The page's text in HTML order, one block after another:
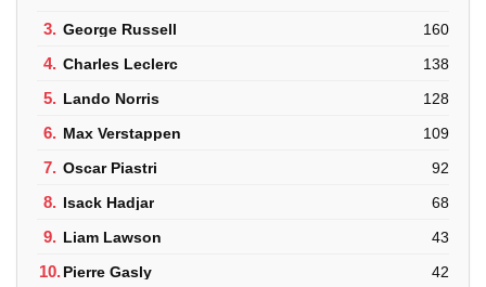
3. George Russell 160
4. Charles Leclerc 138
5. Lando Norris 128
6. Max Verstappen 109
7. Oscar Piastri 92
8. Isack Hadjar 68
9. Liam Lawson 43
10.Pierre Gasly 42